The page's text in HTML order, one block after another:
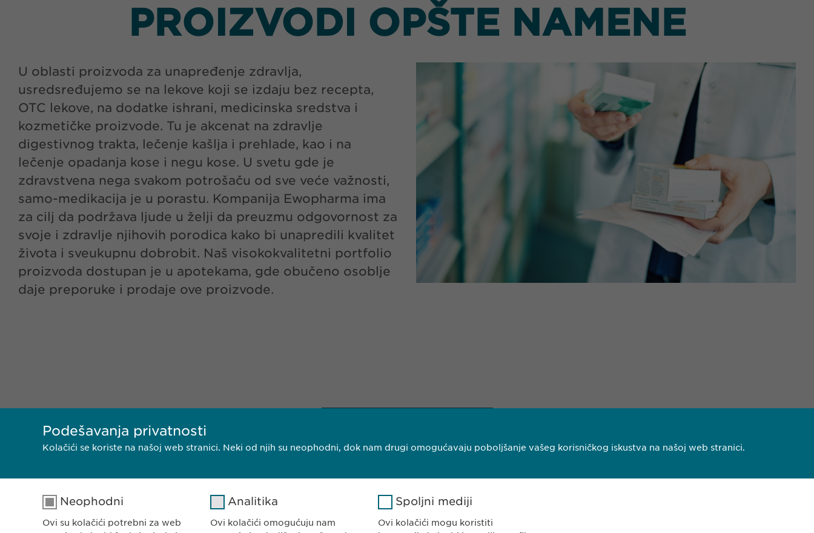
PROIZVODI OPŠTE NAMENE
U oblasti proizvoda za unapređenje zdravlja,
usredsređujemo se na lekove koji se izdaju bez recepta,
OTC lekove, na dodatke ishrani, medicinska sredstva i
kozmetičke proizvode. Tu je akcenat na zdravlje
digestivnog trakta, lečenje kašlja i prehlade, kao i na
lečenje opadanja kose i negu kose. U svetu gde je
zdravstvena nega svakom potrošaču od sve veće važnosti,
samo-medikacija je u porastu. Kompanija Ewopharma ima
za cilj da podržava ljude u želji da preuzmu odgovornost za
svoje i zdravlje njihovih porodica kako bi unapredili kvalitet
života i sveukupnu dobrobit. Naš visokokvalitetni portfolio
proizvoda dostupan je u apotekama, gde obučeno osoblje
daje preporuke i prodaje ove proizvode.
Podešavanja privatnosti
Kolačići se koriste na našoj web stranici. Neki od njih su neophodni, dok nam drugi omogućavaju poboljšanje vašeg korisničkog iskustva na našoj web stranici.
Neophodni
Ovi su kolačići potrebni za web
Analitika
Ovi kolačići omogućuju nam
Spoljni mediji
Ovi kolačići mogu koristiti